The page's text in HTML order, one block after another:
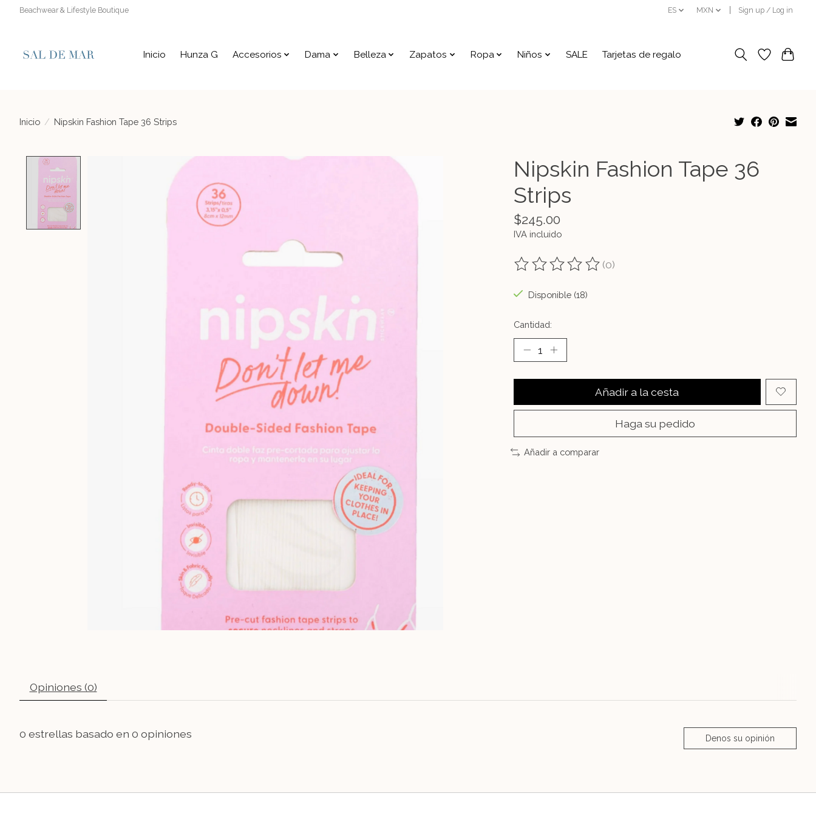
Beachwear & Lifestyle Boutique ES MXN Sign up / Log in
Inicio Hunza G Accesorios Dama Belleza Zapatos Ropa Niños SALE Tarjetas de regalo
Inicio / Nipskin Fashion Tape 36 Strips
Product image slideshow Items
Nipskin Fashion Tape 36
Strips
$245.00
IVA incluido
The rating of this product is
(0)
Disponible (18)
Cantidad:
Añadir a la cesta
Haga su pedido
Añadir a comparar
Opiniones (0)
0 estrellas basado en 0 opiniones Denos su opinión